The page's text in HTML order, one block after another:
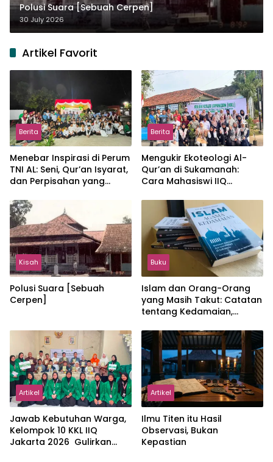
Polusi Suara [Sebuah Cerpen]
30 July 2026
Artikel Favorit
Berita
Menebar Inspirasi di Perum
TNI AL: Seni, Qur’an Isyarat,
dan Perpisahan yang
Berita
Mengukir Ekoteologi Al-
Qur’an di Sukamanah:
Cara Mahasiswi IIQ
Jonggol
Kisah
Polusi Suara [Sebuah
Cerpen]
Buku
Islam dan Orang-Orang
yang Masih Takut: Catatan
tentang Kedamaian,
dalam Pemikiran Masykuri
Abdillah
Artikel
Jawab Kebutuhan Warga,
Kelompok 10 KKL IIQ
Jakarta 2026 Gulirkan
Artikel
Ilmu Titen itu Hasil
Observasi, Bukan
Kepastian